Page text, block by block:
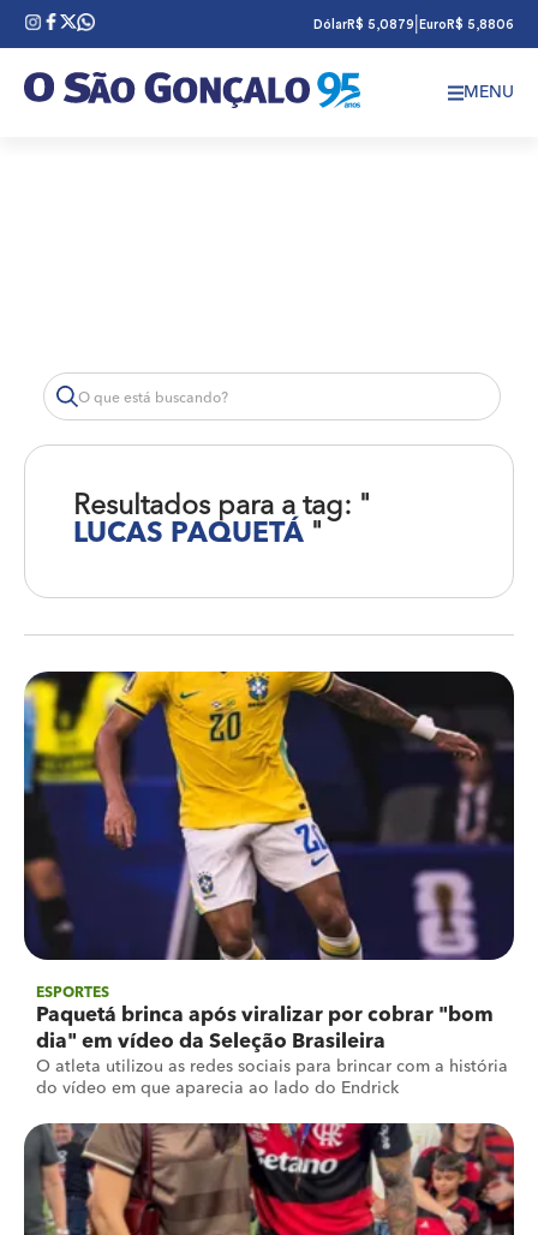
DólarR$ 5,0879 Euro R$ 5,8806
MENU
Resultados para a tag: "
LUCAS PAQUETÁ "
ESPORTES
Paquetá brinca após viralizar por cobrar "bom
dia" em vídeo da Seleção Brasileira
O atleta utilizou as redes sociais para brincar com a história
do vídeo em que aparecia ao lado do Endrick